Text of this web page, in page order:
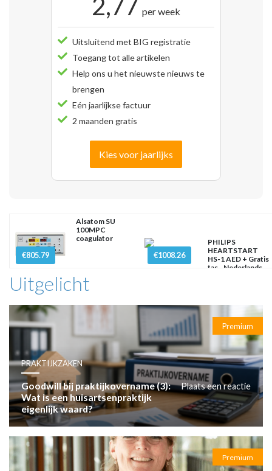
2,77 per week
Uitsluitend met BIG registratie
Toegang tot alle artikelen
Help ons u het nieuwste nieuws te
brengen
Eén jaarlijkse factuur
2 maanden gratis
Kies voor jaarlijks
€805.79
Alsatom SU
100MPC
coagulator
€1008.26
PHILIPS
HEARTSTART
HS-1 AED + Gratis
tas - Nederlands
Uitgelicht
Premium
PRAKTIJKZAKEN
Goodwill bij praktijkovername (3):
Wat is een huisartsenpraktijk
eigenlijk waard?
Plaats een reactie
Premium